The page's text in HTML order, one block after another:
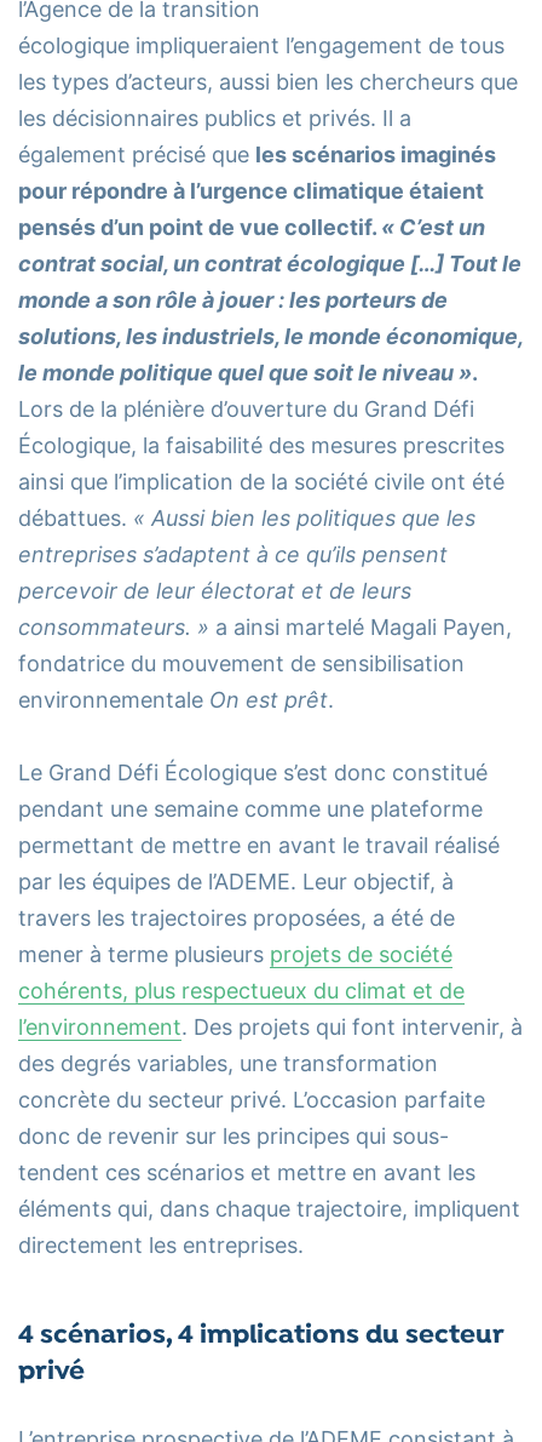
l’Agence de la transition
écologique impliqueraient l’engagement de tous
les types d’acteurs, aussi bien les chercheurs que
les décisionnaires publics et privés. Il a
également précisé que les scénarios imaginés
pour répondre à l’urgence climatique étaient
pensés d’un point de vue collectif. « C’est un
contrat social, un contrat écologique […] Tout le
monde a son rôle à jouer : les porteurs de
solutions, les industriels, le monde économique,
le monde politique quel que soit le niveau ».
Lors de la plénière d’ouverture du Grand Défi
Écologique, la faisabilité des mesures prescrites
ainsi que l’implication de la société civile ont été
débattues. « Aussi bien les politiques que les
entreprises s’adaptent à ce qu’ils pensent
percevoir de leur électorat et de leurs
consommateurs. » a ainsi martelé Magali Payen,
fondatrice du mouvement de sensibilisation
environnementale On est prêt.
Le Grand Défi Écologique s’est donc constitué
pendant une semaine comme une plateforme
permettant de mettre en avant le travail réalisé
par les équipes de l’ADEME. Leur objectif, à
travers les trajectoires proposées, a été de
mener à terme plusieurs projets de société
cohérents, plus respectueux du climat et de
l’environnement. Des projets qui font intervenir, à
des degrés variables, une transformation
concrète du secteur privé. L’occasion parfaite
donc de revenir sur les principes qui sous-
tendent ces scénarios et mettre en avant les
éléments qui, dans chaque trajectoire, impliquent
directement les entreprises.
4 scénarios, 4 implications du secteur
privé